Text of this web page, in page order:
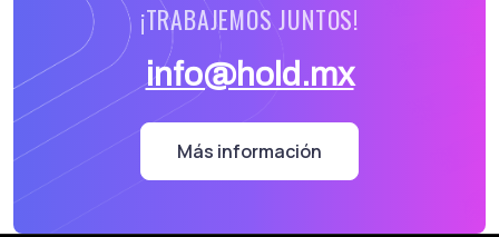
¡TRABAJEMOS JUNTOS!
info@hold.mx
Más información